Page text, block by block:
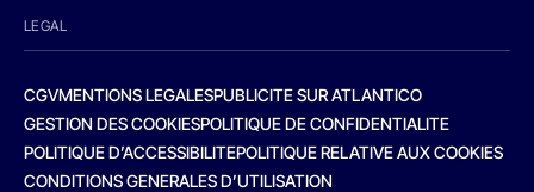
LEGAL
CGVMENTIONS LEGALESPUBLICITE SUR ATLANTICO
GESTION DES COOKIESPOLITIQUE DE CONFIDENTIALITE
POLITIQUE D’ACCESSIBILITEPOLITIQUE RELATIVE AUX COOKIES
CONDITIONS GENERALES D’UTILISATION